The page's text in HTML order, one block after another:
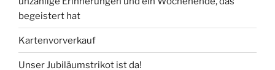
begeistert hat
Kartenvorverkauf
Unser Jubiläumstrikot ist da!